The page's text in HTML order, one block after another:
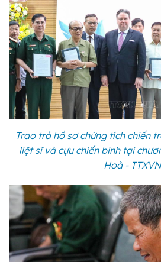
Trao trả hồ sơ chứng tích chiến
liệt sĩ và cựu chiến binh tại
Hoà - TTXVN